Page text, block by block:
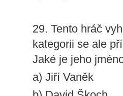
29. Tento hráč
kategorii se ale
Jaké je jeho
a) Jiří Vaněk